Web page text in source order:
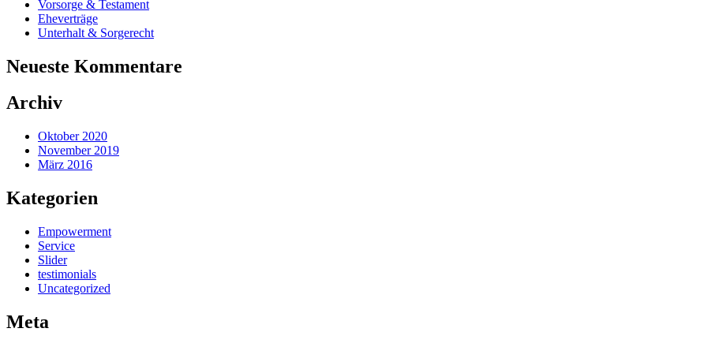
Vorsorge & Testament
Eheverträge
Unterhalt & Sorgerecht
Neueste Kommentare
Archiv
Oktober 2020
November 2019
März 2016
Kategorien
Empowerment
Service
Slider
testimonials
Uncategorized
Meta